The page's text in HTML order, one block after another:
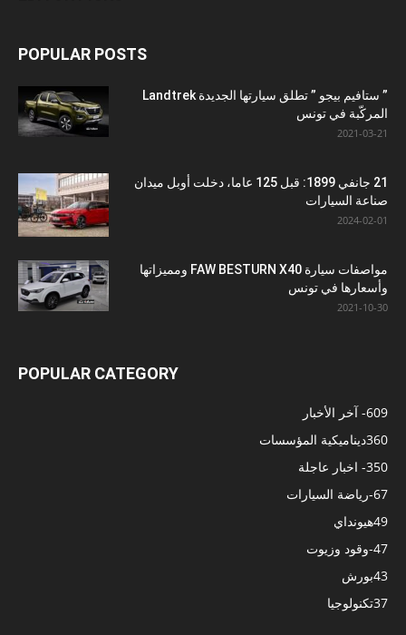
POPULAR POSTS
” ستافيم بيجو ” تطلق سيارتها الجديدة Landtrek
المركّبة في تونس
2021-03-21
21 جانفي 1899: قبل 125 عاما، دخلت أوبل ميدان
صناعة السيارات
2024-02-01
مواصفات سيارة FAW BESTURN X40 ومميزاتها
وأسعارها في تونس
2021-10-30
POPULAR CATEGORY
- آخر الأخبار609
ديناميكية المؤسسات360
- اخبار عاجلة350
-رياضة السيارات67
هيونداي49
-وقود وزيوت47
بورش43
تكنولوجيا37